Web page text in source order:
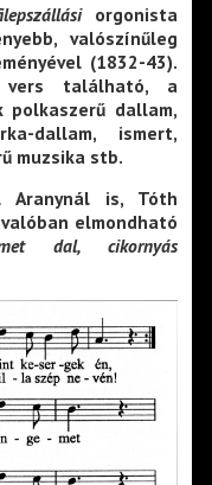
orgonista
valószínűleg
(1832-43).
vers található, a
polkaszerű dallam,
dallam, ismert,
muzsika stb.
Aranynál is, Tóth
elmondható
dal, cikornyás